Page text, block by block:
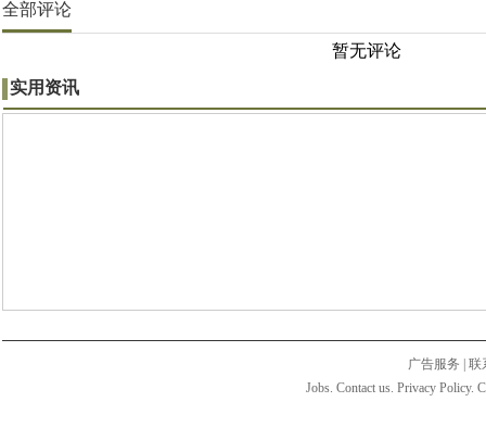
全部评论
暂无评论
实用资讯
广告服务
联
Jobs. Contact us. Privacy Policy.